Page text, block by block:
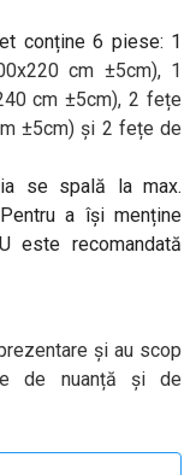
conține 6 piese: 1
cm ±5cm), 1
cm ±5cm), 2 fețe
±5cm) și 2 fețe de
se spală la max.
a își menține
este recomandată
și au scop
de nuanță și de